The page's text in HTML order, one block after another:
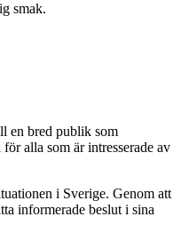
smak.
en bred publik som
alla som är intresserade av
i Sverige. Genom att
informerade beslut i sina